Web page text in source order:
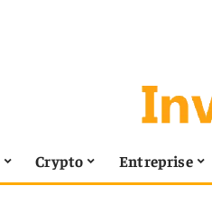
Crypto Entreprise